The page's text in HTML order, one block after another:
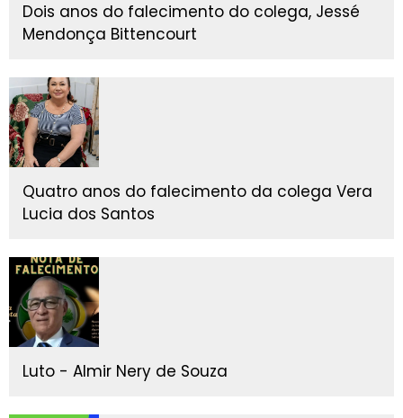
Dois anos do falecimento do colega, Jessé
Mendonça Bittencourt
Quatro anos do falecimento da colega Vera
Lucia dos Santos
Luto - Almir Nery de Souza